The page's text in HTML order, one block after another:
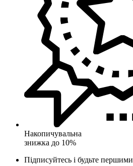
Накопичувальна
знижка до 10%
Підписуйтесь і будьте першими